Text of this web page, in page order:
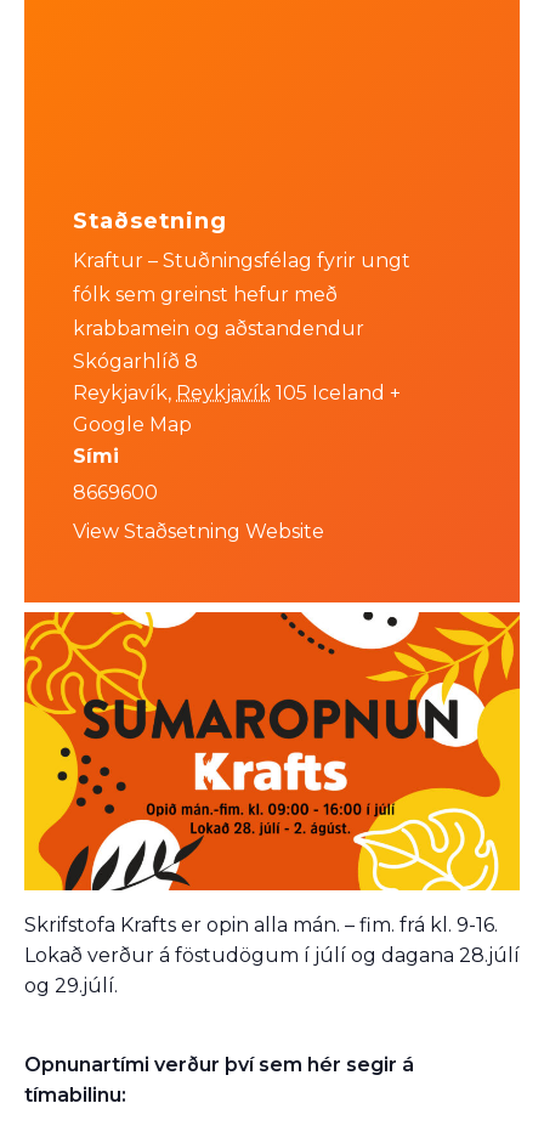
Staðsetning
Kraftur – Stuðningsfélag fyrir ungt
fólk sem greinst hefur með
krabbamein og aðstandendur
Skógarhlíð 8
Reykjavík, Reykjavík 105 Iceland +
Google Map
Sími
8669600
View Staðsetning Website
Skrifstofa Krafts er opin alla mán. – fim. frá kl. 9-16.
Lokað verður á föstudögum í júlí og dagana 28.júlí
og 29.júlí.
Opnunartími verður því sem hér segir á
tímabilinu: